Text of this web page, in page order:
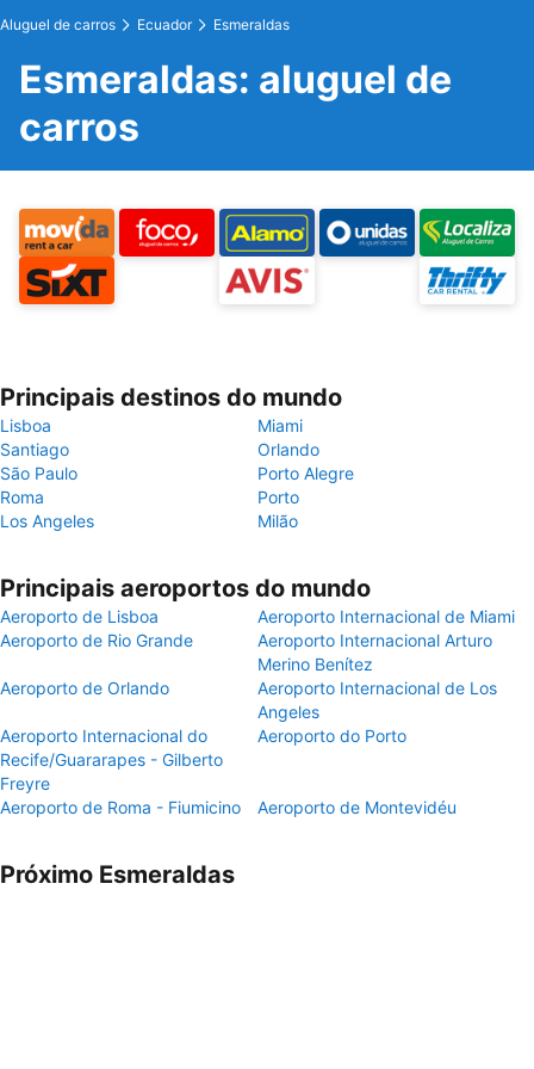
Aluguel de carros Ecuador Esmeraldas
Esmeraldas: aluguel de
carros
Principais destinos do mundo
Lisboa
Miami
Santiago
Orlando
São Paulo
Porto Alegre
Roma
Porto
Los Angeles
Milão
Principais aeroportos do mundo
Aeroporto de Lisboa
Aeroporto Internacional de Miami
Aeroporto de Rio Grande
Aeroporto Internacional Arturo
Merino Benítez
Aeroporto de Orlando
Aeroporto Internacional de Los
Angeles
Aeroporto Internacional do
Recife/Guararapes - Gilberto
Freyre
Aeroporto do Porto
Aeroporto de Roma - Fiumicino Aeroporto de Montevidéu
Próximo Esmeraldas